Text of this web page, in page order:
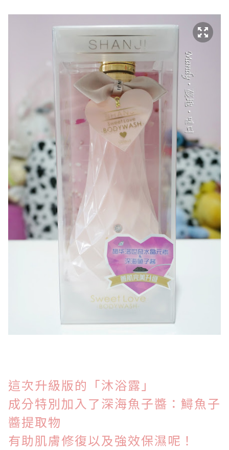
這次升級版的「沐浴露」
成分特別加入了深海魚子醬：鱘魚子
醬提取物
有助肌膚修復以及強效保濕呢！